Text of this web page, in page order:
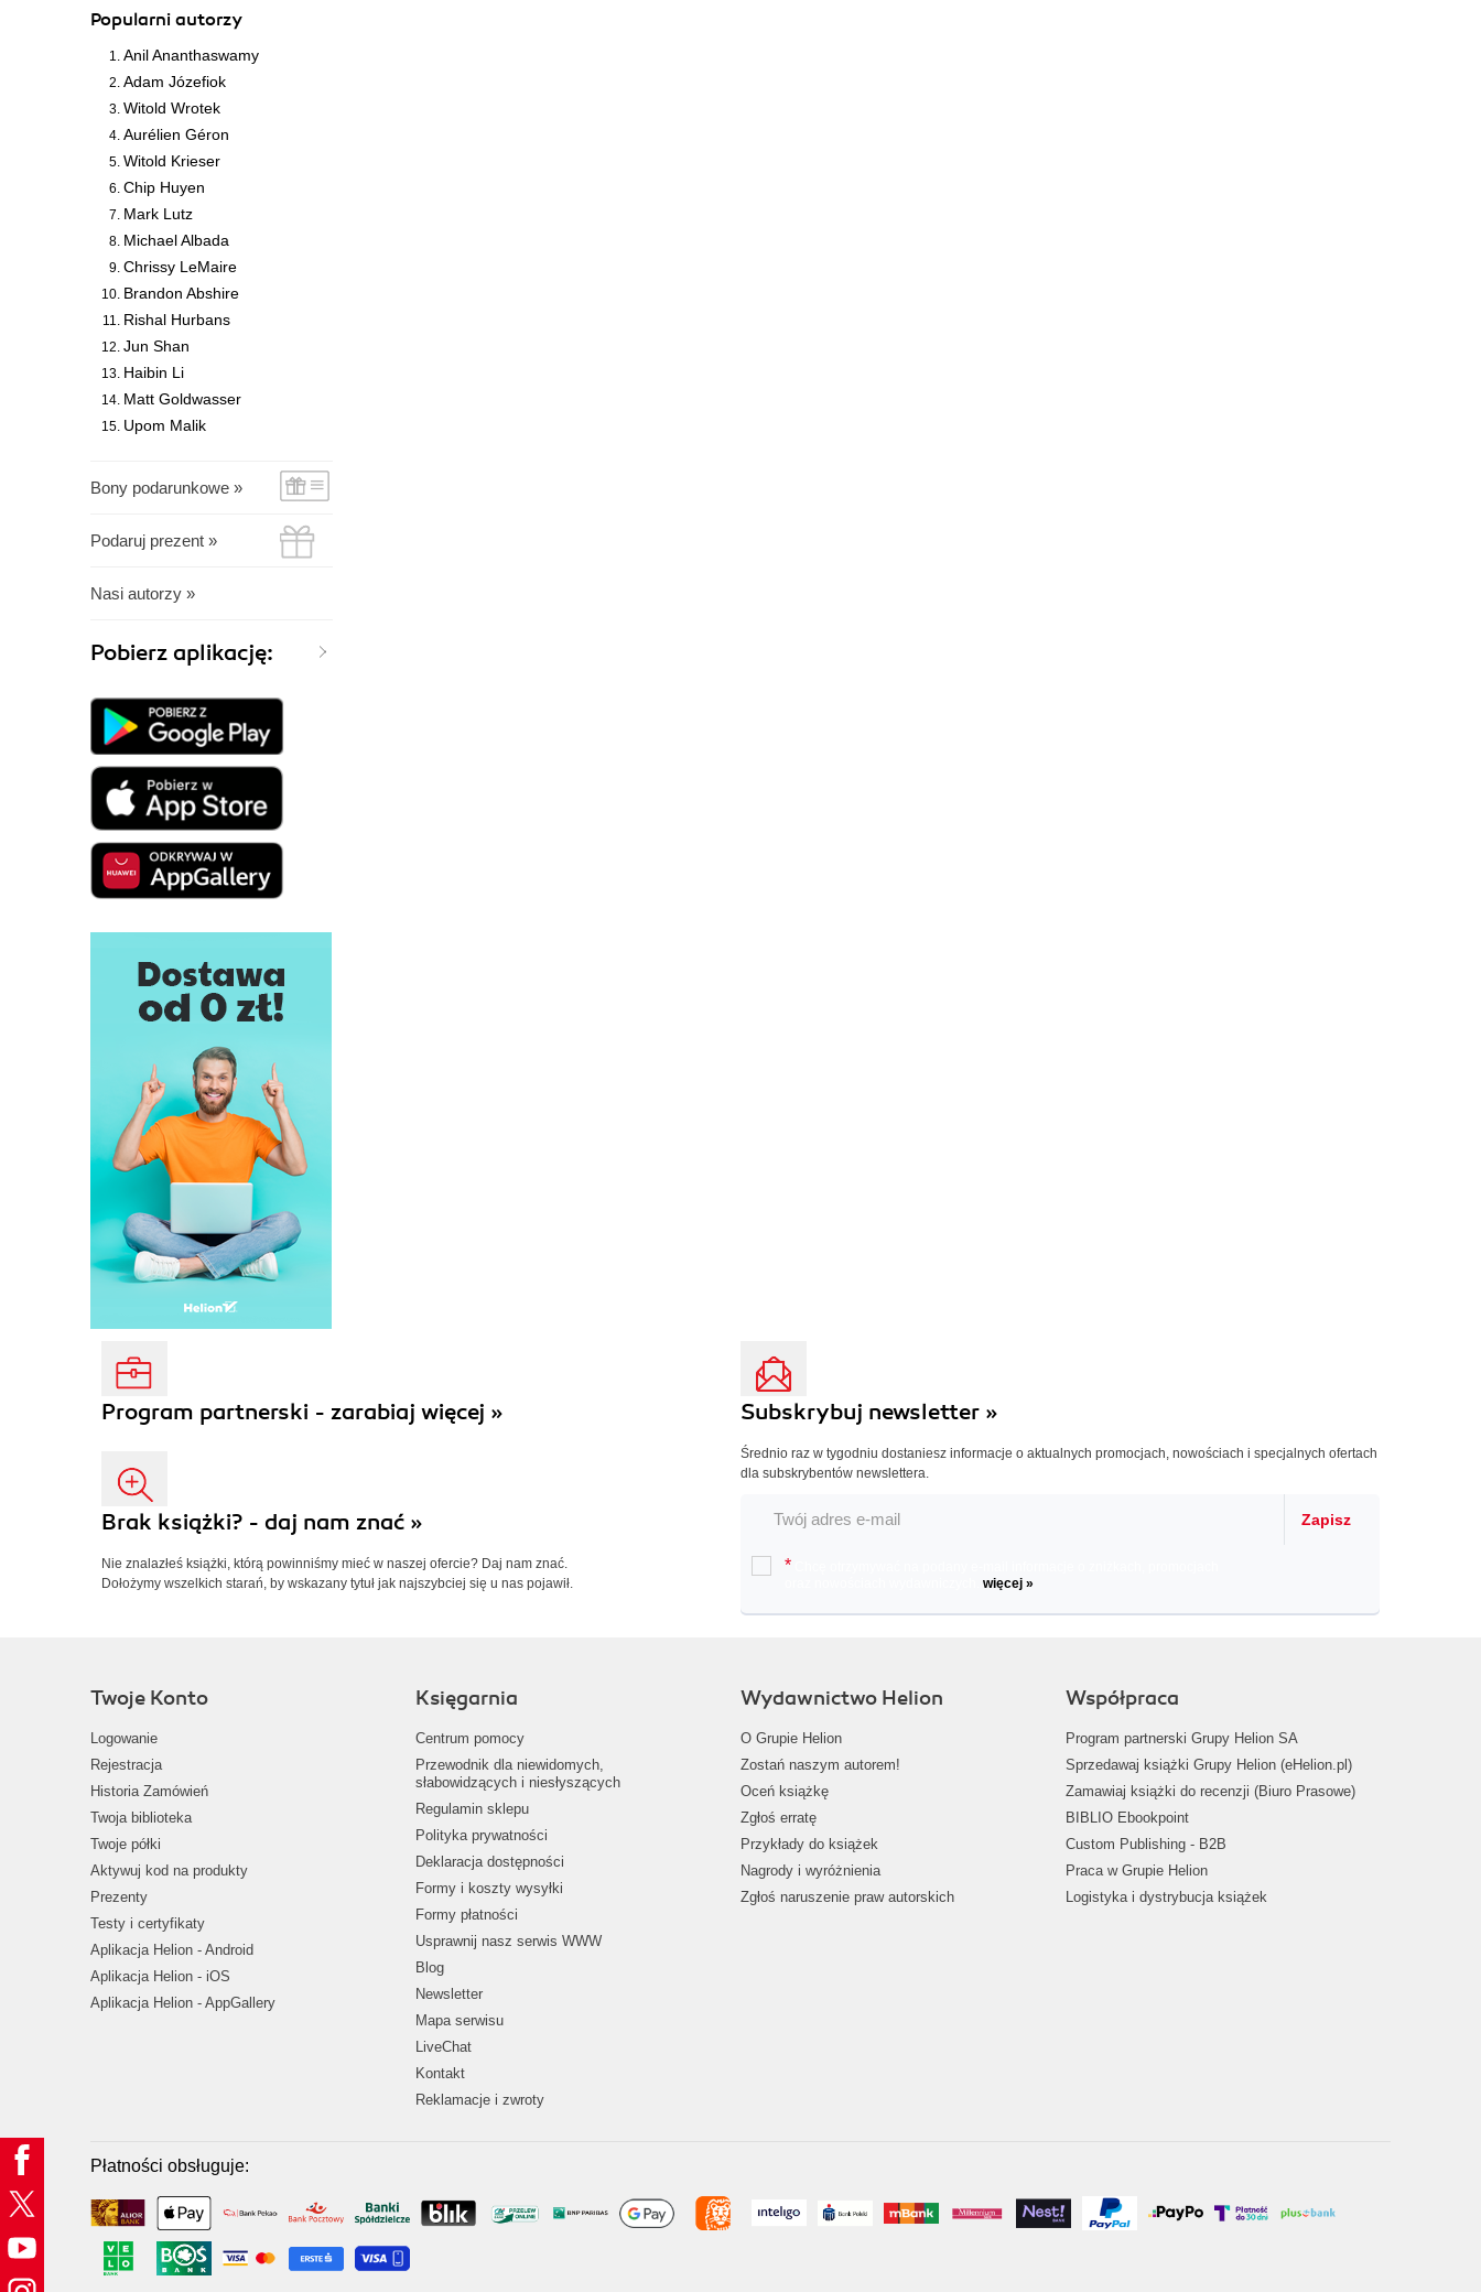
Popularni autorzy
Anil Ananthaswamy
Adam Józefiok
Witold Wrotek
Aurélien Géron
Witold Krieser
Chip Huyen
Mark Lutz
Michael Albada
Chrissy LeMaire
Brandon Abshire
Rishal Hurbans
Jun Shan
Haibin Li
Matt Goldwasser
Upom Malik
Bony podarunkowe »
Podaruj prezent »
Nasi autorzy »
Pobierz aplikację:
Program partnerski - zarabiaj więcej »
Brak książki? - daj nam znać »
Nie znalazłeś książki, którą powinniśmy mieć w naszej ofercie? Daj nam znać.
Dołożymy wszelkich starań, by wskazany tytuł jak najszybciej się u nas pojawił.
Subskrybuj newsletter »
Średnio raz w tygodniu dostaniesz informacje o aktualnych promocjach, nowościach i specjalnych ofertach
dla subskrybentów newslettera.
Zapisz
*
więcej »
Twoje Konto
Logowanie
Rejestracja
Historia Zamówień
Twoja biblioteka
Twoje półki
Aktywuj kod na produkty
Prezenty
Testy i certyfikaty
Aplikacja Helion - Android
Aplikacja Helion - iOS
Aplikacja Helion - AppGallery
Księgarnia
Centrum pomocy
Przewodnik dla niewidomych,
słabowidzących i niesłyszących
Regulamin sklepu
Polityka prywatności
Deklaracja dostępności
Formy i koszty wysyłki
Formy płatności
Usprawnij nasz serwis WWW
Blog
Newsletter
Mapa serwisu
LiveChat
Kontakt
Reklamacje i zwroty
Wydawnictwo Helion
O Grupie Helion
Zostań naszym autorem!
Oceń książkę
Zgłoś erratę
Przykłady do książek
Nagrody i wyróżnienia
Zgłoś naruszenie praw autorskich
Współpraca
Program partnerski Grupy Helion SA
Sprzedawaj książki Grupy Helion (eHelion.pl)
Zamawiaj książki do recenzji (Biuro Prasowe)
BIBLIO Ebookpoint
Custom Publishing - B2B
Praca w Grupie Helion
Logistyka i dystrybucja książek
Płatności obsługuje: